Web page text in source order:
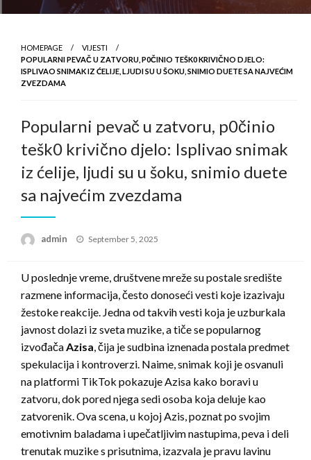
HOMEPAGE
VIJESTI
POPULARNI PEVAČ U ZATVORU, P0ČINIO TEŠK0 KRIVIČNO DJELO:
ISPLIVAO SNIMAK IZ ĆELIJE, LJUDI SU U ŠOKU, SNIMIO DUETE SA NAJVEĆIM
ZVEZDAMA
Popularni pevač u zatvoru, p0činio
tešk0 krivično djelo: Isplivao snimak
iz ćelije, ljudi su u šoku, snimio duete
sa najvećim zvezdama
admin
Posted
September 5, 2025
U poslednje vreme, društvene mreže su postale središte
razmene informacija, često donoseći vesti koje izazivaju
žestoke reakcije. Jedna od takvih vesti koja je uzburkala
javnost dolazi iz sveta muzike, a tiče se popularnog
izvođačaAzisa, čija je sudbina iznenada postala predmet
spekulacija i kontroverzi. Naime, snimak koji je osvanuli
na platformi TikTok pokazuje Azisa kako boravi u
zatvoru, dok pored njega sedi osoba koja deluje kao
zatvorenik. Ova scena, u kojoj Azis, poznat po svojim
emotivnim baladama i upečatljivim nastupima, peva i deli
trenutak muzike s prisutnima, izazvala je pravu lavinu